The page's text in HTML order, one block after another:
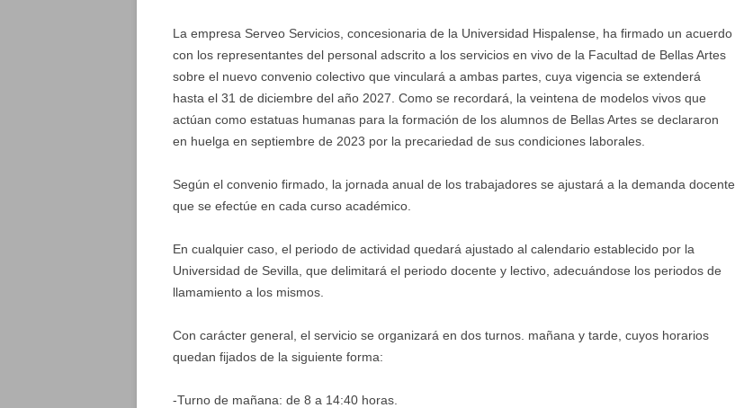
La empresa Serveo Servicios, concesionaria de la Universidad Hispalense, ha firmado un acuerdo
con los representantes del personal adscrito a los servicios en vivo de la Facultad de Bellas Artes
sobre el nuevo convenio colectivo que vinculará a ambas partes, cuya vigencia se extenderá
hasta el 31 de diciembre del año 2027. Como se recordará, la veintena de modelos vivos que
actúan como estatuas humanas para la formación de los alumnos de Bellas Artes se declararon
en huelga en septiembre de 2023 por la precariedad de sus condiciones laborales.
Según el convenio firmado, la jornada anual de los trabajadores se ajustará a la demanda docente
que se efectúe en cada curso académico.
En cualquier caso, el periodo de actividad quedará ajustado al calendario establecido por la
Universidad de Sevilla, que delimitará el periodo docente y lectivo, adecuándose los periodos de
llamamiento a los mismos.
Con carácter general, el servicio se organizará en dos turnos. mañana y tarde, cuyos horarios
quedan fijados de la siguiente forma:
-Turno de mañana: de 8 a 14:40 horas.